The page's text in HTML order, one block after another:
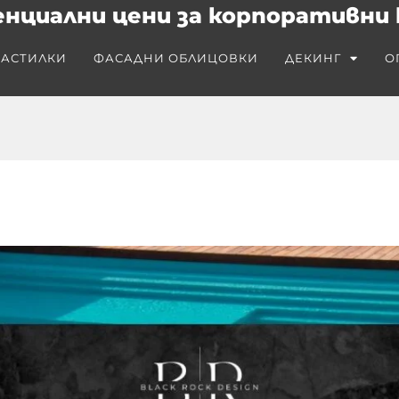
цени за корпоративни
ФАСАДНИ ОБЛИЦОВКИ ДЕКИНГ
БЕЗПЛАТНО
ръководство за
впечатляващ сайндинг и